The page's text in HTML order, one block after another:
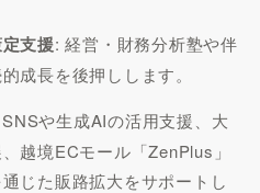
支援: 経営・財務分析塾や伴
成長を後押しします。
や生成AIの活用支援、大
越境ECモール「ZenPlus」
じた販路拡大をサポートし